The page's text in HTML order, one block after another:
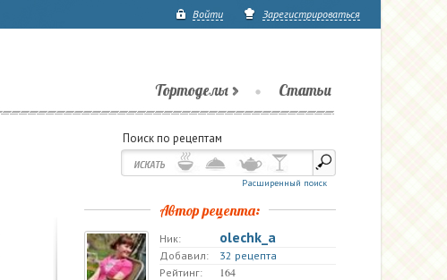
Войти Зарегистрироваться
Тортоделы Статьи
Поиск по рецептам
Расширенный поиск
Автор рецепта:
Ник: olechk_a
Добавил:
32 рецепта
Рейтинг:
164